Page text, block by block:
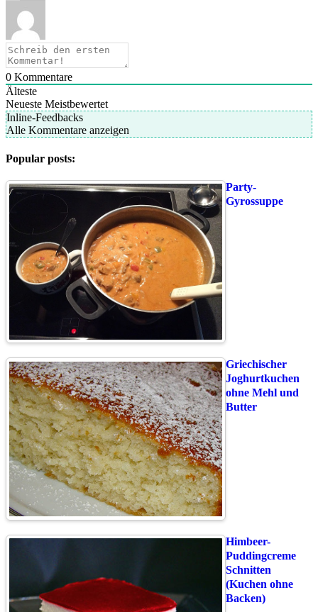
0 Kommentare
Älteste
Neueste Meistbewertet
Inline-Feedbacks
Alle Kommentare anzeigen
Popular posts:
Party-
Gyrossuppe
Griechischer
Joghurtkuchen
ohne Mehl und
Butter
Himbeer-
Puddingcreme
Schnitten
(Kuchen ohne
Backen)